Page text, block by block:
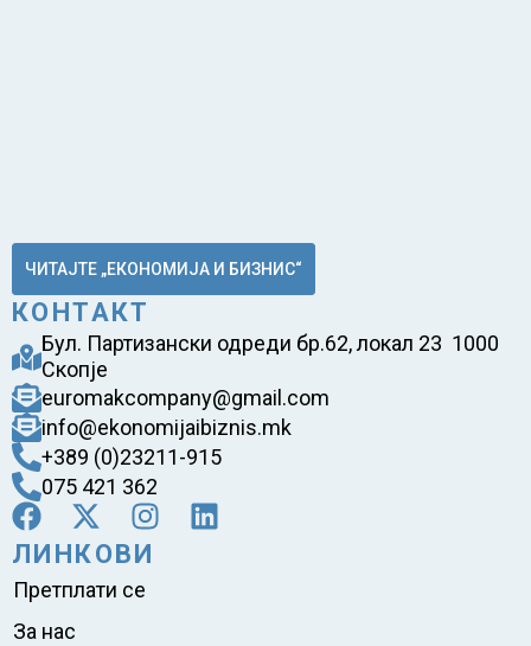
ЧИТАЈТЕ „ЕКОНОМИЈА И БИЗНИС“
КОНТАКТ
Бул. Партизански одреди бр.62, локал 23 1000
Скопје
euromakcompany@gmail.com
info@ekonomijaibiznis.mk
+389 (0)23211-915
075 421 362
ЛИНКОВИ
Претплати се
За нас